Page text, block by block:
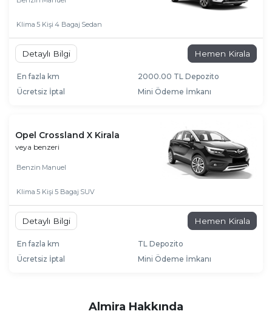
Klima 5 Kişi 4 Bagaj Sedan
Detaylı Bilgi Hemen Kirala
En fazla km
2000.00 TL Depozito
Ücretsiz İptal
Mini Ödeme İmkanı
Opel Crossland X Kirala
veya benzeri
Benzin Manuel
Klima 5 Kişi 5 Bagaj SUV
Detaylı Bilgi Hemen Kirala
En fazla km
TL Depozito
Ücretsiz İptal
Mini Ödeme İmkanı
Almira Hakkında